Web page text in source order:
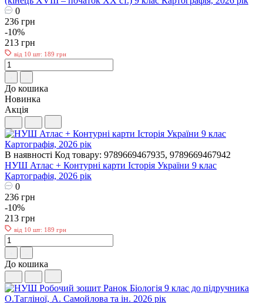
0
236 грн
-10%
213 грн
від 10 шт: 189 грн
До кошика
Новинка
Акція
В наявності Код товару: 9789669467935, 9789669467942
НУШ Атлас + Контурні карти Історія України 9 клас
Картографія, 2026 рік
0
236 грн
-10%
213 грн
від 10 шт: 189 грн
До кошика